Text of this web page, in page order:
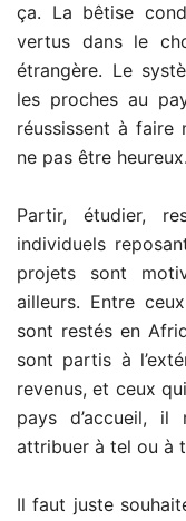
ça. La bêtise
vertus dans le
étrangère. Le
les proches au
réussissent à faire
ne pas être heureux.
Partir, étudier,
individuels
projets sont
ailleurs. Entre
sont restés en
sont partis à
revenus, et ceux
pays d’accueil,
attribuer à tel ou à
Il faut juste